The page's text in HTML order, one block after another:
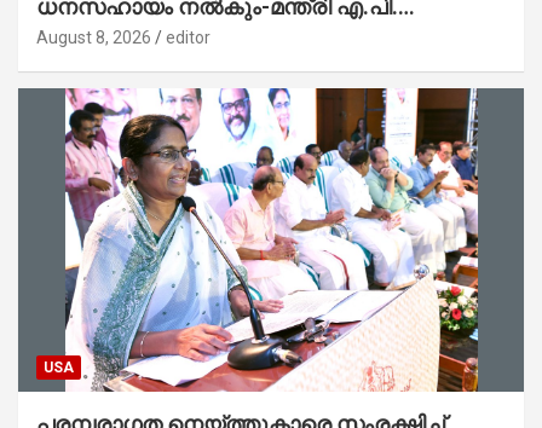
ധനസഹായം നൽകും-മന്ത്രി എ.പി.
അനിൽകുമാർ
August 8, 2026 editor
USA